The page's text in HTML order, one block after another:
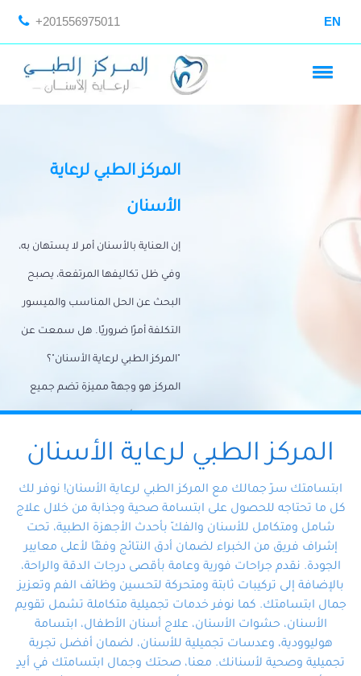
+201556975011 EN
المركز الطبي لرعاية
الأسنان
إن العناية بالأسنان أمر لا يستهان به،
وفي ظل تكاليفها المرتفعة، يصبح
البحث عن الحل المناسب والميسور
التكلفة أمرًا ضروريًا. هل سمعت عن
"المركز الطبي لرعاية الأسنان"؟
المركز هو وجهةً مميزة تضم جميع
احتياجات الأسنان تحت سقف واحد،
وتضمن لك حلاً شاملًا لجميع
المتخصص ذوي الخبرة، ستجد نفسك
في أيد أمينة تلبي احتياجاتك بكل
احترافية ودقة.
المركز الطبي لرعاية الأسنان
ابتسامتك سرّ جمالك مع المركز الطبي لرعاية الأسنان! نوفر لك
كل ما تحتاجه للحصول على ابتسامة صحية وجذابة من خلال علاج
شامل ومتكامل للأسنان والفكّ بأحدث الأجهزة الطبية، تحت
إشراف فريق من الخبراء لضمان أدق النتائج وفقًا لأعلى معايير
الجودة. نقدم جراحات فورية وعامة بأقصى درجات الدقة والراحة،
بالإضافة إلى تركيبات ثابتة ومتحركة لتحسين وظائف الفم وتعزيز
جمال ابتسامتك. كما نوفر خدمات تجميلية متكاملة تشمل تقويم
الأسنان، حشوات الأسنان، علاج أسنان الأطفال، ابتسامة
هوليوودية، وعدسات تجميلية للأسنان، لضمان أفضل تجربة
تجميلية وصحية لأسنانك. معنا، صحتك وجمال ابتسامتك في أيدٍ